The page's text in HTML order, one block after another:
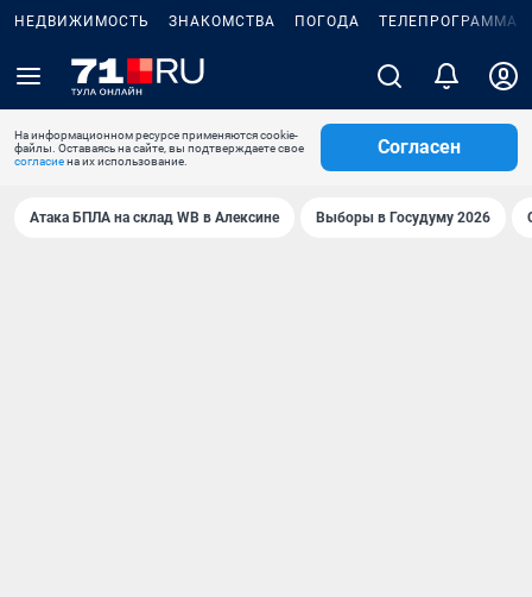
НЕДВИЖИМОСТЬ ЗНАКОМСТВА ПОГОДА ТЕЛЕПРОГРАММА
На информационном ресурсе применяются cookie-
файлы. Оставаясь на сайте, вы подтверждаете свое
согласиена их использование.
Согласен
Атака БПЛА на склад WB в Алексине Выборы в Госудуму 2026